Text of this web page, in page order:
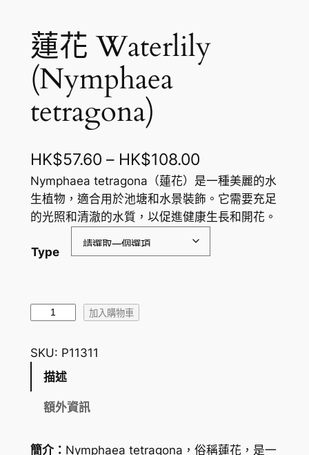
蓮花 Waterlily
(Nymphaea
tetragona)
HK$57.60 – HK$108.00價
格
範
圍
：
0
Nymphaea tetragona（蓮花）是一種美麗的水
生植物，適合用於池塘和水景裝飾。它需要充足
的光照和清澈的水質，以促進健康生長和開花。
Type
W
a
加入購物車
SKU: P11311
描述
額外資訊
簡介： Nymphaea tetragona，俗稱蓮花，是一